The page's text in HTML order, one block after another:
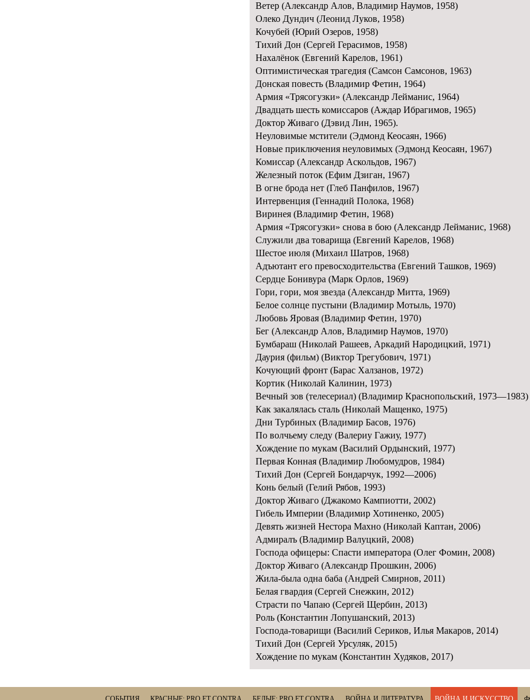
Ветер (Александр Алов, Владимир Наумов, 1958)
Олеко Дундич (Леонид Луков, 1958)
Кочубей (Юрий Озеров, 1958)
Тихий Дон (Сергей Герасимов, 1958)
Нахалёнок (Евгений Карелов, 1961)
Оптимистическая трагедия (Самсон Самсонов, 1963)
Донская повесть (Владимир Фетин, 1964)
Армия «Трясогузки» (Александр Лейманис, 1964)
Двадцать шесть комиссаров (Аждар Ибрагимов, 1965)
Доктор Живаго (Дэвид Лин, 1965).
Неуловимые мстители (Эдмонд Кеосаян, 1966)
Новые приключения неуловимых (Эдмонд Кеосаян, 1967)
Комиссар (Александр Аскольдов, 1967)
Железный поток (Ефим Дзиган, 1967)
В огне брода нет (Глеб Панфилов, 1967)
Интервенция (Геннадий Полока, 1968)
Виринея (Владимир Фетин, 1968)
Армия «Трясогузки» снова в бою (Александр Лейманис, 1968)
Служили два товарища (Евгений Карелов, 1968)
Шестое июля (Михаил Шатров, 1968)
Адъютант его превосходительства (Евгений Ташков, 1969)
Сердце Бонивура (Марк Орлов, 1969)
Гори, гори, моя звезда (Александр Митта, 1969)
Белое солнце пустыни (Владимир Мотыль, 1970)
Любовь Яровая (Владимир Фетин, 1970)
Бег (Александр Алов, Владимир Наумов, 1970)
Бумбараш (Николай Рашеев, Аркадий Народицкий, 1971)
Даурия (фильм) (Виктор Трегубович, 1971)
Кочующий фронт (Барас Халзанов, 1972)
Кортик (Николай Калинин, 1973)
Вечный зов (телесериал) (Владимир Краснопольский, 1973—1983)
Как закалялась сталь (Николай Мащенко, 1975)
Дни Турбиных (Владимир Басов, 1976)
По волчьему следу (Валериу Гажиу, 1977)
Хождение по мукам (Василий Ордынский, 1977)
Первая Конная (Владимир Любомудров, 1984)
Тихий Дон (Сергей Бондарчук, 1992—2006)
Конь белый (Гелий Рябов, 1993)
Доктор Живаго (Джакомо Кампиотти, 2002)
Гибель Империи (Владимир Хотиненко, 2005)
Девять жизней Нестора Махно (Николай Каптан, 2006)
Адмиралъ (Владимир Валуцкий, 2008)
Господа офицеры: Спасти императора (Олег Фомин, 2008)
Доктор Живаго (Александр Прошкин, 2006)
Жила-была одна баба (Андрей Смирнов, 2011)
Белая гвардия (Сергей Снежкин, 2012)
Страсти по Чапаю (Сергей Щербин, 2013)
Роль (Константин Лопушанский, 2013)
Господа-товарищи (Василий Сериков, Илья Макаров, 2014)
Тихий Дон (Сергей Урсуляк, 2015)
Хождение по мукам (Константин Худяков, 2017)